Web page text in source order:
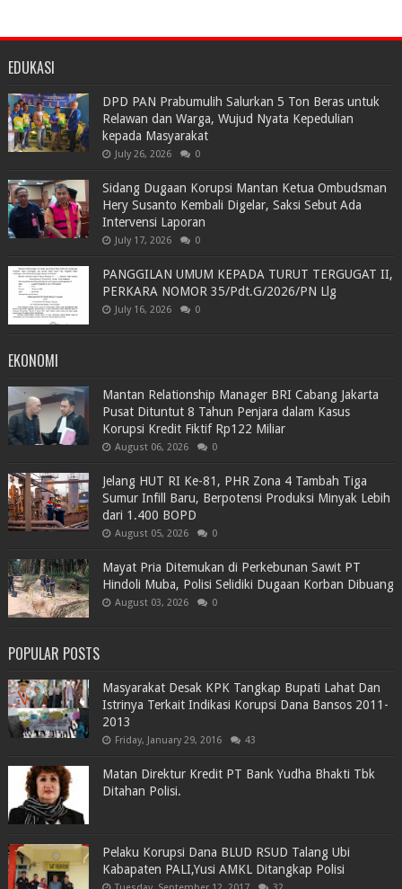
EDUKASI
DPD PAN Prabumulih Salurkan 5 Ton Beras untuk
Relawan dan Warga, Wujud Nyata Kepedulian
kepada Masyarakat
July 26, 2026 0
Sidang Dugaan Korupsi Mantan Ketua Ombudsman
Hery Susanto Kembali Digelar, Saksi Sebut Ada
Intervensi Laporan
July 17, 2026 0
PANGGILAN UMUM KEPADA TURUT TERGUGAT II,
PERKARA NOMOR 35/Pdt.G/2026/PN Llg
July 16, 2026 0
EKONOMI
Mantan Relationship Manager BRI Cabang Jakarta
Pusat Dituntut 8 Tahun Penjara dalam Kasus
Korupsi Kredit Fiktif Rp122 Miliar
August 06, 2026 0
Jelang HUT RI Ke-81, PHR Zona 4 Tambah Tiga
Sumur Infill Baru, Berpotensi Produksi Minyak Lebih
dari 1.400 BOPD
August 05, 2026 0
Mayat Pria Ditemukan di Perkebunan Sawit PT
Hindoli Muba, Polisi Selidiki Dugaan Korban Dibuang
August 03, 2026 0
POPULAR POSTS
Masyarakat Desak KPK Tangkap Bupati Lahat Dan
Istrinya Terkait Indikasi Korupsi Dana Bansos 2011-
2013
Friday, January 29, 2016 43
Matan Direktur Kredit PT Bank Yudha Bhakti Tbk
Ditahan Polisi.
Pelaku Korupsi Dana BLUD RSUD Talang Ubi
Kabapaten PALI,Yusi AMKL Ditangkap Polisi